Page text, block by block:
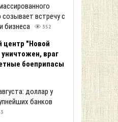
встречу с
бизнеса
352
центр "Новой
враг
боеприпасы
доллар у
банков